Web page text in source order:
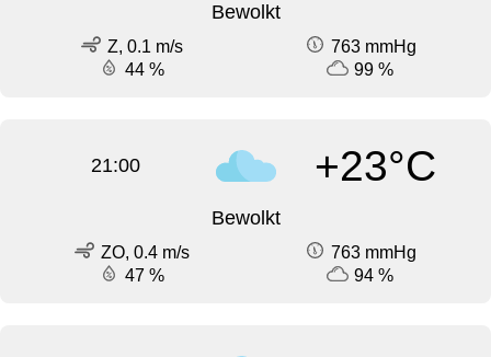
Bewolkt
Z, 0.1 m/s
763 mmHg
44 %
99 %
21:00 +23°C
Bewolkt
ZO, 0.4 m/s
763 mmHg
47 %
94 %